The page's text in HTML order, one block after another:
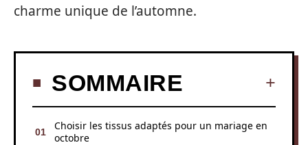
charme unique de l’automne.
SOMMAIRE
Choisir les tissus adaptés pour un mariage en
octobre